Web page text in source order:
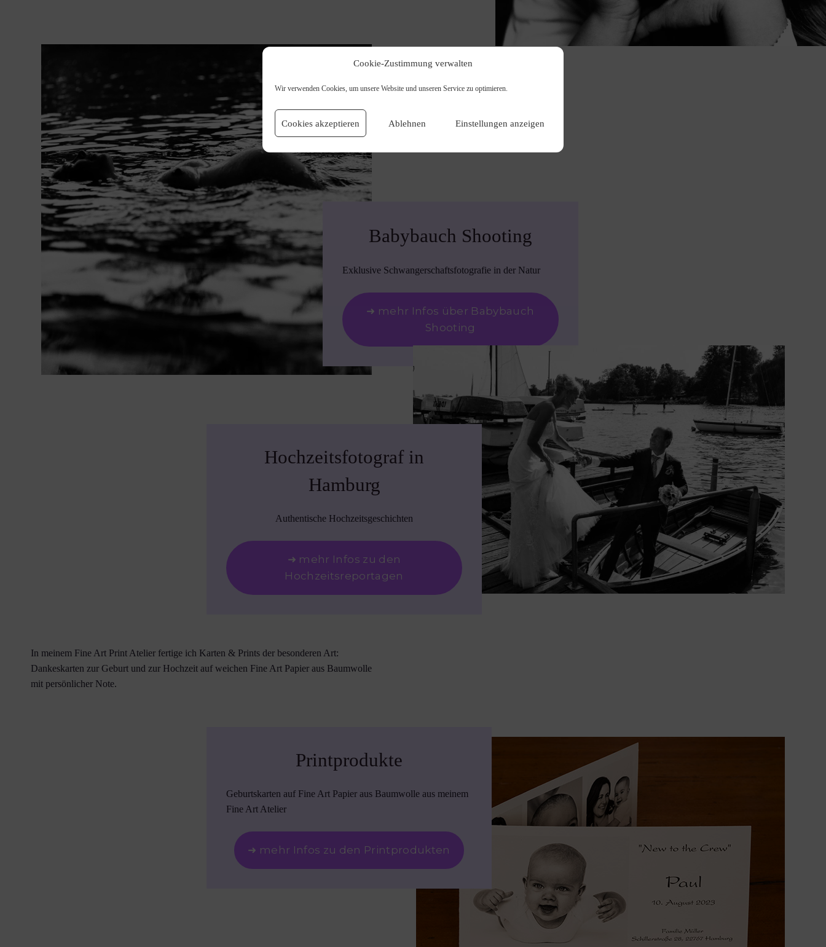
Cookie-Zustimmung verwalten
Wir verwenden Cookies, um unsere Website und unseren Service zu optimieren.
Cookies akzeptieren Ablehnen Einstellungen anzeigen
Babybauch Shooting
Exklusive Schwangerschaftsfotografie in der Natur
➜ mehr Infos über Babybauch
Shooting
Hochzeitsfotograf in
Hamburg
Authentische Hochzeitsgeschichten
➜ mehr Infos zu den
Hochzeitsreportagen
In meinem Fine Art Print Atelier fertige ich Karten & Prints der besonderen Art:
Dankeskarten zur Geburt und zur Hochzeit auf weichen Fine Art Papier aus Baumwolle
mit persönlicher Note.
Printprodukte
Geburtskarten auf Fine Art Papier aus Baumwolle aus meinem
Fine Art Atelier
➜ mehr Infos zu den Printprodukten